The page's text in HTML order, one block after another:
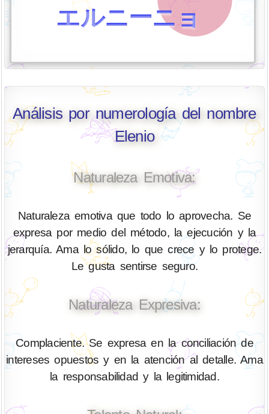
エルニーニョ
Análisis por numerología del nombre
Elenio
Naturaleza Emotiva:
Naturaleza emotiva que todo lo aprovecha. Se
expresa por medio del método, la ejecución y la
jerarquía. Ama lo sólido, lo que crece y lo protege.
Le gusta sentirse seguro.
Naturaleza Expresiva:
Complaciente. Se expresa en la conciliación de
intereses opuestos y en la atención al detalle. Ama
la responsabilidad y la legitimidad.